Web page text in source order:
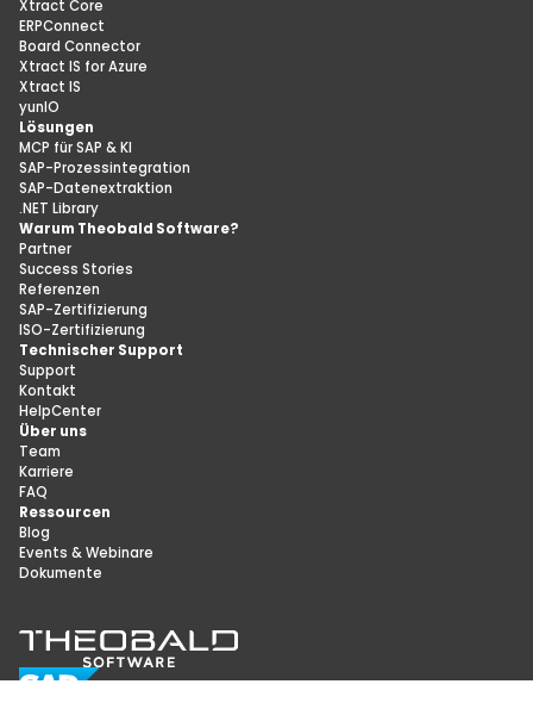
Xtract Core
ERPConnect
Board Connector
Xtract IS for Azure
Xtract IS
yunIO
Lösungen
MCP für SAP & KI
SAP-Prozessintegration
SAP-Datenextraktion
.NET Library
Warum Theobald Software?
Partner
Success Stories
Referenzen
SAP-Zertifizierung
ISO-Zertifizierung
Technischer Support
Support
Kontakt
HelpCenter
Über uns
Team
Karriere
FAQ
Ressourcen
Blog
Events & Webinare
Dokumente